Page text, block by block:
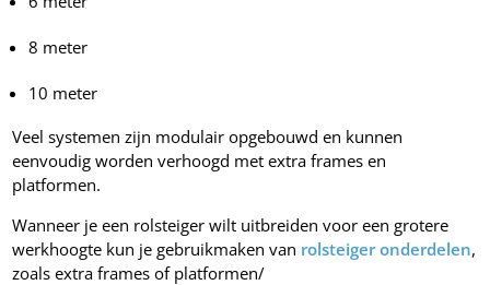
8 meter
10 meter
Veel systemen zijn modulair opgebouwd en kunnen
eenvoudig worden verhoogd met extra frames en
platformen.
Wanneer je een rolsteiger wilt uitbreiden voor een grotere
werkhoogte kun je gebruikmaken van rolsteiger onderdelen,
zoals extra frames of platformen/